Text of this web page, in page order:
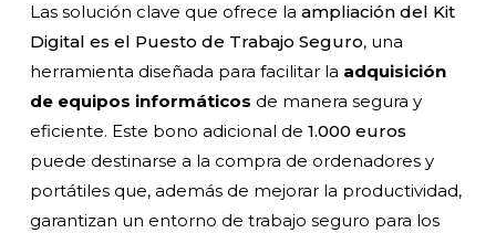
Las solución clave que ofrece laampliación del Kit
Digital es el Puesto de Trabajo Seguro, una
herramienta diseñada para facilitar la adquisición
de equipos informáticos de manera segura y
eficiente. Este bono adicional de1.000 euros
puede destinarse a la compra de ordenadores y
portátiles que, además de mejorar la productividad,
garantizan un entorno de trabajo seguro para los